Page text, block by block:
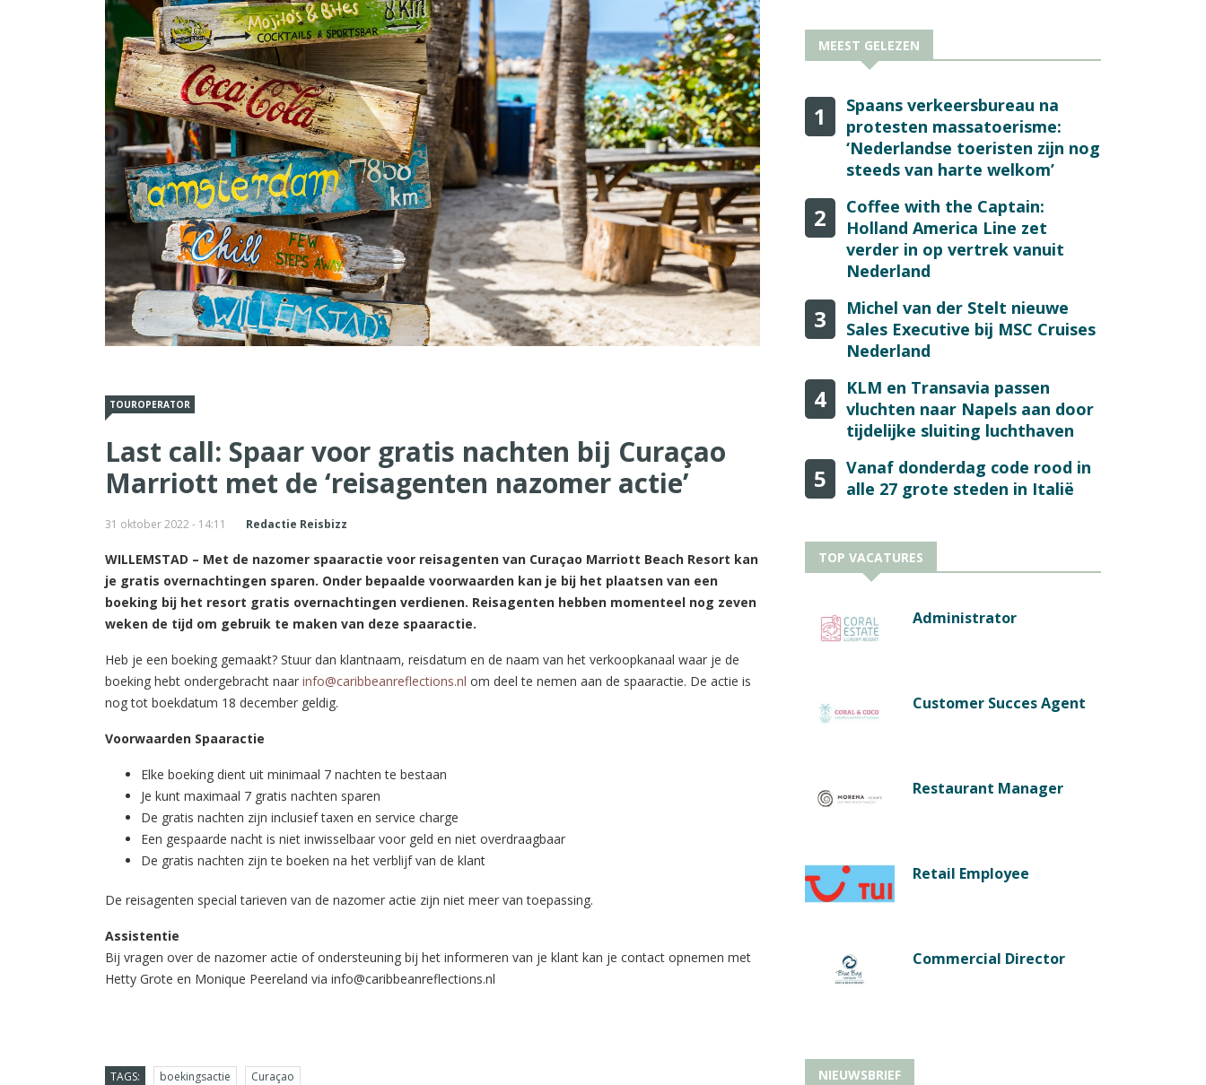
TOUROPERATOR
Last call: Spaar voor gratis nachten bij Curaçao
Marriott met de ‘reisagenten nazomer actie’
31 oktober 2022 - 14:11 Redactie Reisbizz
WILLEMSTAD – Met de nazomer spaaractie voor reisagenten van Curaçao Marriott Beach Resort kan
je gratis overnachtingen sparen. Onder bepaalde voorwaarden kan je bij het plaatsen van een
boeking bij het resort gratis overnachtingen verdienen. Reisagenten hebben momenteel nog zeven
weken de tijd om gebruik te maken van deze spaaractie.
Heb je een boeking gemaakt? Stuur dan klantnaam, reisdatum en de naam van het verkoopkanaal waar je de
boeking hebt ondergebracht naar info@caribbeanreflections.nl om deel te nemen aan de spaaractie. De actie is
nog tot boekdatum 18 december geldig.
Voorwaarden Spaaractie
Elke boeking dient uit minimaal 7 nachten te bestaan
Je kunt maximaal 7 gratis nachten sparen
De gratis nachten zijn inclusief taxen en service charge
Een gespaarde nacht is niet inwisselbaar voor geld en niet overdraagbaar
De gratis nachten zijn te boeken na het verblijf van de klant
De reisagenten special tarieven van de nazomer actie zijn niet meer van toepassing.
Assistentie
Bij vragen over de nazomer actie of ondersteuning bij het informeren van je klant kan je contact opnemen met
Hetty Grote en Monique Peereland via info@caribbeanreflections.nl
TAGS: boekingsactie Curaçao
MEEST GELEZEN
1
Spaans verkeersbureau na
protesten massatoerisme:
‘Nederlandse toeristen zijn nog
steeds van harte welkom’
2
Coffee with the Captain:
Holland America Line zet
verder in op vertrek vanuit
Nederland
3
Michel van der Stelt nieuwe
Sales Executive bij MSC Cruises
Nederland
4
KLM en Transavia passen
vluchten naar Napels aan door
tijdelijke sluiting luchthaven
5
Vanaf donderdag code rood in
alle 27 grote steden in Italië
TOP VACATURES
Administrator
Customer Succes Agent
Restaurant Manager
Retail Employee
Commercial Director
NIEUWSBRIEF